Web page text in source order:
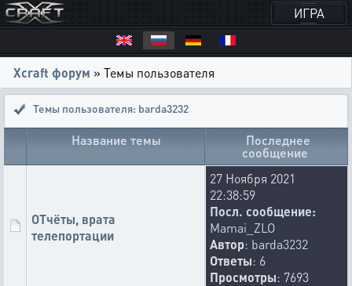
ИГРА
Xcraft форум » Темы пользователя
Темы пользователя: barda3232
Название темы Последнее
сообщение
ОТчёты, врата
телепортации
27 Ноября 2021
22:38:59
Посл. сообщение:
Mamai_ZLO
Автор: barda3232
Ответы: 6
Просмотры: 7693